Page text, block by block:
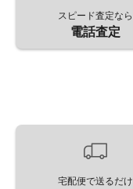
スピード査定なら
電話査定
宅配便で送るだけ